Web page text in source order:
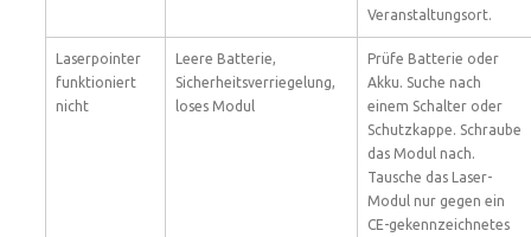
Veranstaltungsort.
Laserpointer
funktioniert
nicht
Leere Batterie,
Sicherheitsverriegelung,
loses Modul
Prüfe Batterie oder
Akku. Suche nach
einem Schalter oder
Schutzkappe. Schraube
das Modul nach.
Tausche das Laser-
Modul nur gegen ein
CE-gekennzeichnetes